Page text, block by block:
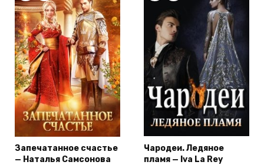
Запечатанное счастье
— Наталья Самсонова
Чародеи. Ледяное
пламя — Iva La Rey